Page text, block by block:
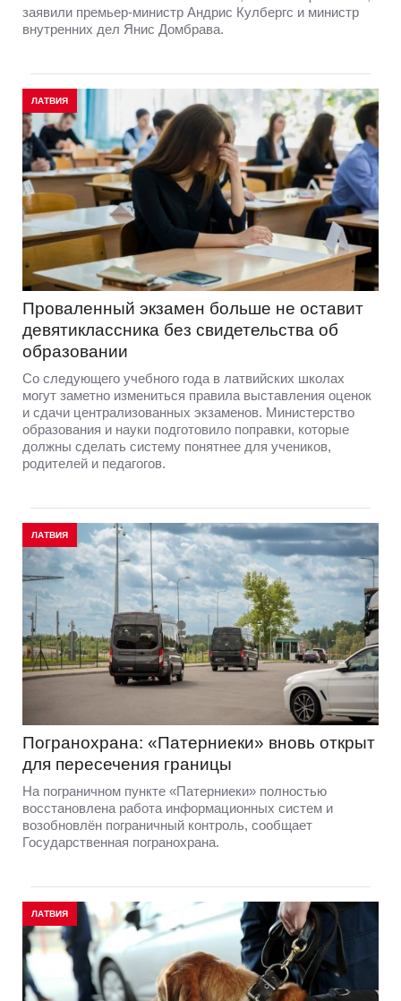
заявили премьер-министр Андрис Кулбергс и министр
внутренних дел Янис Домбрава.
ЛАТВИЯ
Проваленный экзамен больше не оставит
девятиклассника без свидетельства об
образовании
Со следующего учебного года в латвийских школах
могут заметно измениться правила выставления оценок
и сдачи централизованных экзаменов. Министерство
образования и науки подготовило поправки, которые
должны сделать систему понятнее для учеников,
родителей и педагогов.
ЛАТВИЯ
Погранохрана: «Патерниеки» вновь открыт
для пересечения границы
На пограничном пункте «Патерниеки» полностью
восстановлена работа информационных систем и
возобновлён пограничный контроль, сообщает
Государственная погранохрана.
ЛАТВИЯ